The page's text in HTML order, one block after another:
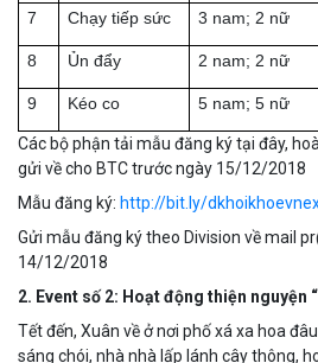
7 Chạy tiếp sức 3 nam; 2 nữ
8 Ủn đẩy 2 nam; 2 nữ
9 Kéo co 5 nam; 5 nữ
Các bộ phận tải mẫu đăng ký tại đây,
gửi về cho BTC trước ngày 15/12/2018
Mẫu đăng ký: http://bit.ly/
Gửi mẫu đăng ký theo Division về mail
14/12/2018
2. Event số 2: Hoạt động thiện nguyện
Tết đến, Xuân về ở nơi phố xá xa hoa
sáng chói, nhà nhà lấp lánh cây thông,